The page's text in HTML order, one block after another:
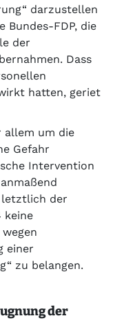
darzustellen
Bundes-FDP, die
der
Dass
hatten, geriet
allem um die
Gefahr
Intervention
letztlich der
keine
einer
zu belangen.
der